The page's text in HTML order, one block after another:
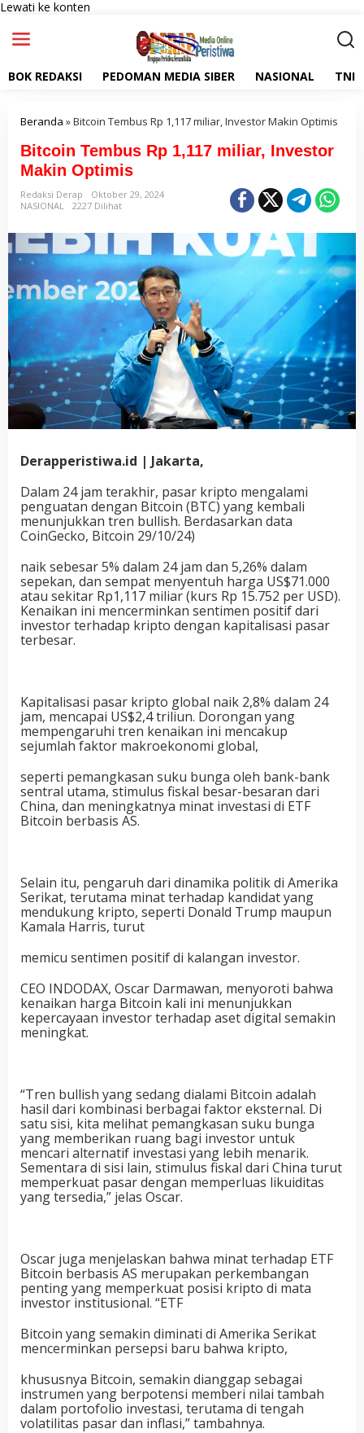
Lewati ke konten
BOK REDAKSI PEDOMAN MEDIA SIBER NASIONAL TNI
Beranda »Bitcoin Tembus Rp 1,117 miliar, Investor Makin Optimis
Bitcoin Tembus Rp 1,117 miliar, Investor
Makin Optimis
Redaksi Derap
Oktober 29, 2024
NASIONAL
2227 Dilihat
Derapperistiwa.id | Jakarta,
Dalam 24 jam terakhir, pasar kripto mengalami
penguatan dengan Bitcoin (BTC) yang kembali
menunjukkan tren bullish. Berdasarkan data
CoinGecko, Bitcoin 29/10/24)
naik sebesar 5% dalam 24 jam dan 5,26% dalam
sepekan, dan sempat menyentuh harga US$71.000
atau sekitar Rp1,117 miliar (kurs Rp 15.752 per USD).
Kenaikan ini mencerminkan sentimen positif dari
investor terhadap kripto dengan kapitalisasi pasar
terbesar.
Kapitalisasi pasar kripto global naik 2,8% dalam 24
jam, mencapai US$2,4 triliun. Dorongan yang
mempengaruhi tren kenaikan ini mencakup
sejumlah faktor makroekonomi global,
seperti pemangkasan suku bunga oleh bank-bank
sentral utama, stimulus fiskal besar-besaran dari
China, dan meningkatnya minat investasi di ETF
Bitcoin berbasis AS.
Selain itu, pengaruh dari dinamika politik di Amerika
Serikat, terutama minat terhadap kandidat yang
mendukung kripto, seperti Donald Trump maupun
Kamala Harris, turut
memicu sentimen positif di kalangan investor.
CEO INDODAX, Oscar Darmawan, menyoroti bahwa
kenaikan harga Bitcoin kali ini menunjukkan
kepercayaan investor terhadap aset digital semakin
meningkat.
“Tren bullish yang sedang dialami Bitcoin adalah
hasil dari kombinasi berbagai faktor eksternal. Di
satu sisi, kita melihat pemangkasan suku bunga
yang memberikan ruang bagi investor untuk
mencari alternatif investasi yang lebih menarik.
Sementara di sisi lain, stimulus fiskal dari China turut
memperkuat pasar dengan memperluas likuiditas
yang tersedia,” jelas Oscar.
Oscar juga menjelaskan bahwa minat terhadap ETF
Bitcoin berbasis AS merupakan perkembangan
penting yang memperkuat posisi kripto di mata
investor institusional. “ETF
Bitcoin yang semakin diminati di Amerika Serikat
mencerminkan persepsi baru bahwa kripto,
khususnya Bitcoin, semakin dianggap sebagai
instrumen yang berpotensi memberi nilai tambah
dalam portofolio investasi, terutama di tengah
volatilitas pasar dan inflasi,” tambahnya.